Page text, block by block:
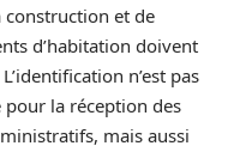
construction et de
d’habitation doivent
n’est pas
la réception des
mais aussi